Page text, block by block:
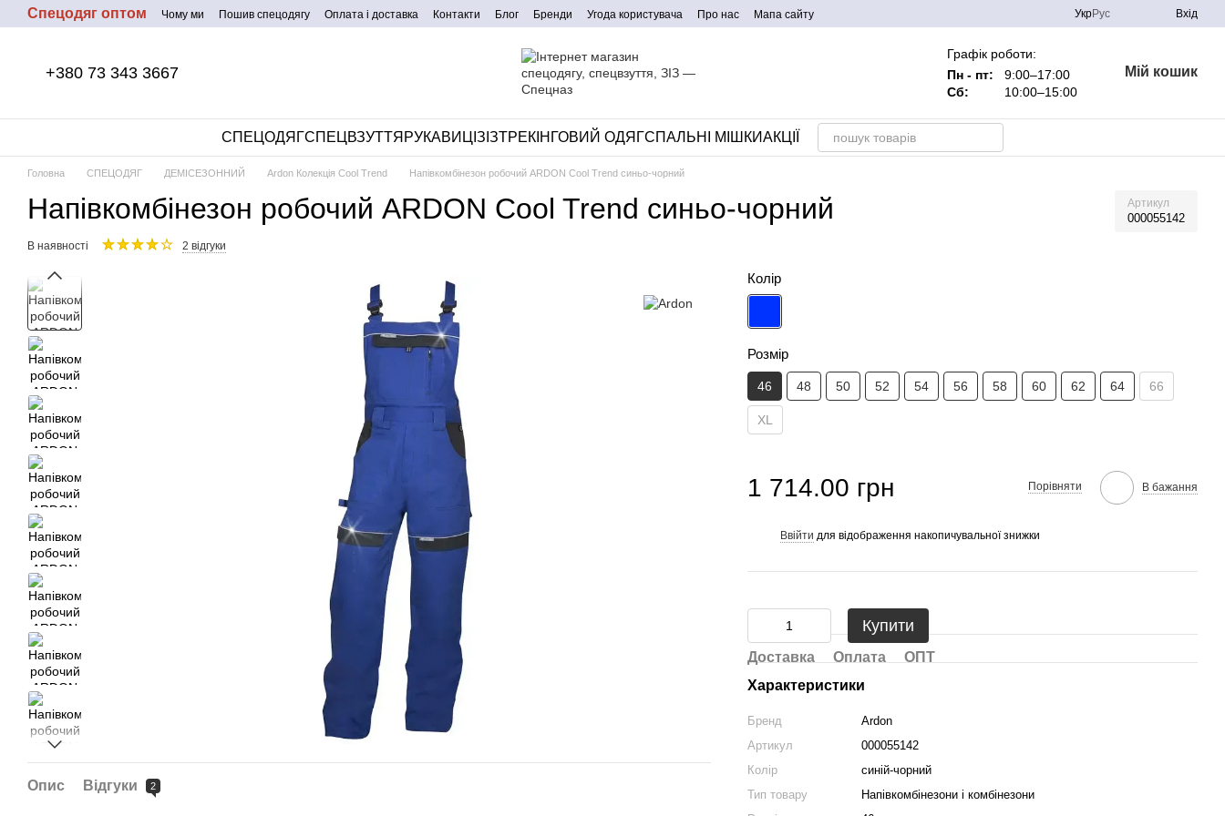
Перейти до основного контенту
Спецодяг оптом Чому ми Пошив спецодягу Оплата і доставка Контакти Блог Бренди Угода користувача Про нас Мапа сайту УкрРус Вхід
+380 73 343 3667
Графік роботи:
Пн - пт:
9:00–17:00
Сб:
10:00–15:00
Мій кошик
СПЕЦОДЯГСПЕЦВЗУТТЯ РУКАВИЦІ ЗІЗТРЕКІНГОВИЙ ОДЯГСПАЛЬНІ МІШКИАКЦІЇ
Головна СПЕЦОДЯГ ДЕМІСЕЗОННИЙ Ardon Колекція Cool Trend Напівкомбінезон робочий ARDON Cool Trend синьо-чорний
Напівкомбінезон робочий ARDON Cool Trend синьо-чорний Артикул
000055142
В наявності 2 відгуки
Опис Відгуки 2
Колір
Розмір
46 48 50 52 54 56 58 60 62 64 66
XL
1 714.00 грн Порівняти В бажання
Ввійти для відображення накопичувальної знижки
Купити
Доставка Оплата
ОПТ
Характеристики
Бренд
Ardon
Артикул
000055142
Колір
синій-чорний
Тип товару
Напівкомбінезони і комбінезони